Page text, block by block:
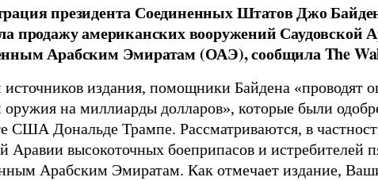
президента Соединенных Штатов Джо
продажу американских вооружений Саудовской
Арабским Эмиратам (ОАЭ), сообщила The
издания, помощники Байдена «проводят
оружия на миллиарды долларов», которые были
США Дональде Трампе. Рассматриваются, в
Аравии высокоточных боеприпасов и истребителей
Арабским Эмиратам. Как отмечает издание,